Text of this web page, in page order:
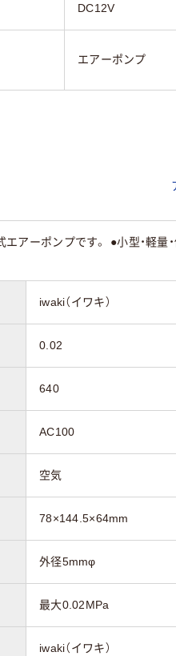
DC12V
エアーポンプ
ーポンプです。 ●小型・軽量
iwaki（イワキ）
0.02
640
AC100
空気
78×144.5×64mm
外径5mmφ
最大0.02MPa
iwaki（イワキ）